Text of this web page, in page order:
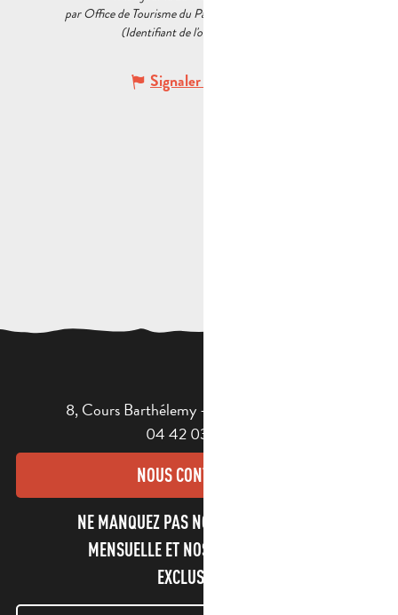
par Office de Tourisme du Pays d’Aubagne et de l’Étoile
(Identifiant de l'offre :
Signaler une erreur
8, Cours Barthélemy - 13400 AUBAGNE
04 42 03 49 98
NOUS CONTACTER
NE MANQUEZ PAS NOTRE NEWSLETTER
MENSUELLE ET NOS INFORMATIONS
EXCLUSIVES !